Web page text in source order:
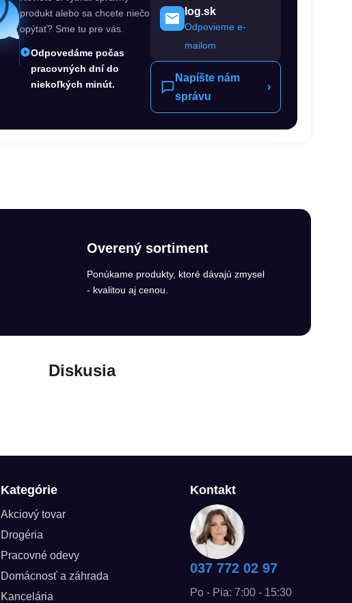
produkt alebo sa chcete niečo
opýtať? Sme tu pre vás.
Odpovedáme počas
pracovných dní do
niekoľkých minút.
log.sk
Odpovieme e-
mailom
Napíšte nám
správu
›
Overený sortiment
Ponúkame produkty, ktoré dávajú zmysel
- kvalitou aj cenou.
Diskusia
Kategórie
Akciový tovar
Drogéria
Pracovné odevy
Domácnosť a záhrada
Kancelária
Kontakt
037 772 02 97
Po - Pia: 7:00 - 15:30